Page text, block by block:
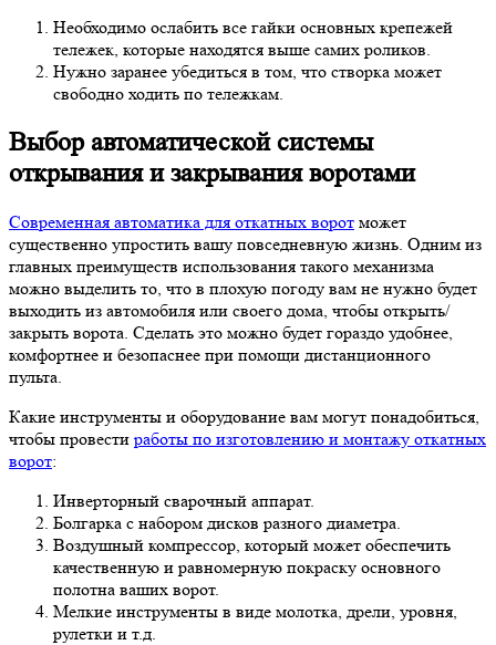
Необходимо ослабить все гайки основных крепежей
тележек, которые находятся выше самих роликов.
Нужно заранее убедиться в том, что створка может
свободно ходить по тележкам.
Выбор автоматической системы
открывания и закрывания воротами
Современная автоматика для откатных ворот может
существенно упростить вашу повседневную жизнь. Одним из
главных преимуществ использования такого механизма
можно выделить то, что в плохую погоду вам не нужно будет
выходить из автомобиля или своего дома, чтобы открыть/
закрыть ворота. Сделать это можно будет гораздо удобнее,
комфортнее и безопаснее при помощи дистанционного
пульта.
Какие инструменты и оборудование вам могут понадобиться,
чтобы провести работы по изготовлению и монтажу откатных
ворот:
Инверторный сварочный аппарат.
Болгарка с набором дисков разного диаметра.
Воздушный компрессор, который может обеспечить
качественную и равномерную покраску основного
полотна ваших ворот.
Мелкие инструменты в виде молотка, дрели, уровня,
рулетки и т.д.